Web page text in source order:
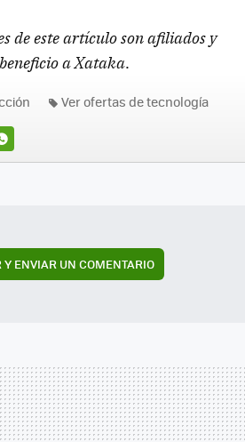
de este artículo son afiliados y
a Xataka.
Ver ofertas de tecnología
Y ENVIAR UN COMENTARIO